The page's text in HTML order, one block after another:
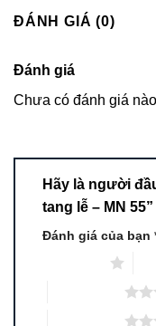
ĐÁNH GIÁ (0)
Đánh giá
Chưa có đánh giá
Hãy là người
tang lễ – MN 55”
Đánh giá của bạn